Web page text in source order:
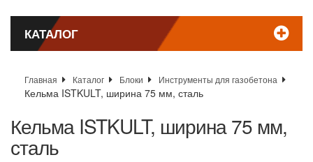
КАТАЛОГ
Главная Каталог Блоки Инструменты для газобетона
Кельма ISTKULT, ширина 75 мм, сталь
Кельма ISTKULT, ширина 75 мм,
сталь